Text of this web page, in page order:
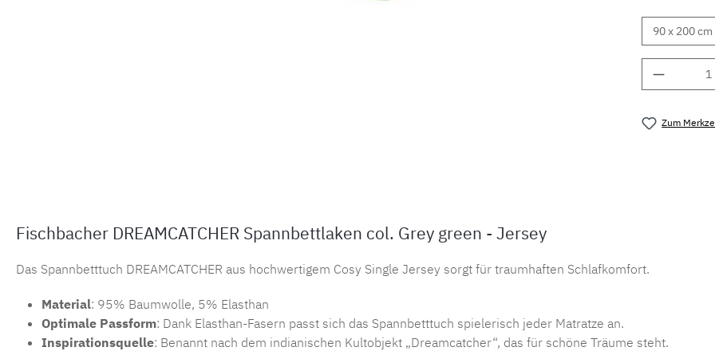
Zum
Fischbacher DREAMCATCHER Spannbettlaken col. Grey green - Jersey
Das Spannbetttuch DREAMCATCHER aus hochwertigem Cosy Single Jersey sorgt für traumhaften Schlafkomfort.
Material: 95% Baumwolle, 5% Elasthan
Optimale Passform: Dank Elasthan-Fasern passt sich das Spannbetttuch spielerisch jeder Matratze an.
Inspirationsquelle: Benannt nach dem indianischen Kultobjekt „Dreamcatcher“, das für schöne Träume steht.